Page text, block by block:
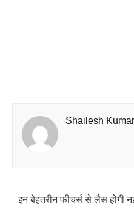
Shailesh Kumar
इन बेहतरीन फीचर्स से लैस होगी